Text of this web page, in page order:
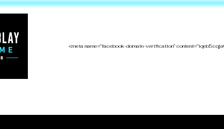
<meta name="facebook-domain-verification"